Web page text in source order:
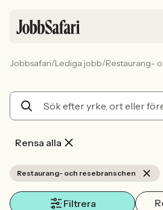
Arbetsliv och karriär
Sök med AI
Jobbsafari/Lediga jobb/Restaurang-
Rensa alla
Restaurang- och resebranschen
Filtrera